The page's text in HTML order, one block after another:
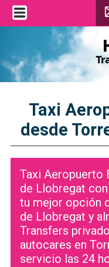
Taxi
desde
Taxi Aeropuerto
de Llobregat
tu mejor opción
de Llobregat y
Transfers
autocares en
servicio las 24